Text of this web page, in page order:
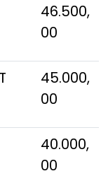
46.500,
00
45.000,
00
40.000,
00